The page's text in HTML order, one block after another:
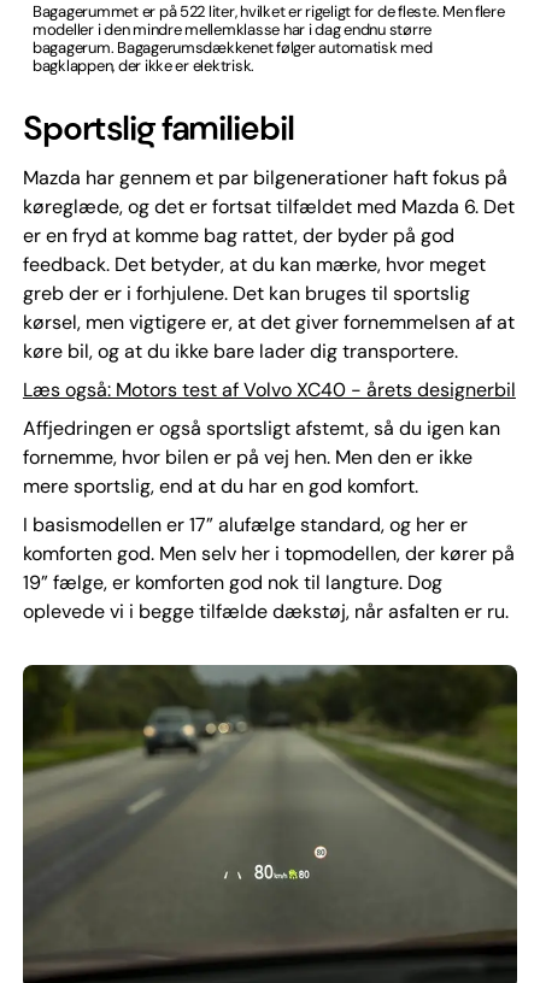
Bagagerummet er på 522 liter, hvilket er rigeligt for de fleste. Men flere
modeller i den mindre mellemklasse har i dag endnu større
bagagerum. Bagagerumsdækkenet følger automatisk med
bagklappen, der ikke er elektrisk.
Sportslig familiebil
Mazda har gennem et par bilgenerationer haft fokus på
køreglæde, og det er fortsat tilfældet med Mazda 6. Det
er en fryd at komme bag rattet, der byder på god
feedback. Det betyder, at du kan mærke, hvor meget
greb der er i forhjulene. Det kan bruges til sportslig
kørsel, men vigtigere er, at det giver fornemmelsen af at
køre bil, og at du ikke bare lader dig transportere.
Læs også: Motors test af Volvo XC40 - årets designerbil
Affjedringen er også sportsligt afstemt, så du igen kan
fornemme, hvor bilen er på vej hen. Men den er ikke
mere sportslig, end at du har en god komfort.
I basismodellen er 17” alufælge standard, og her er
komforten god. Men selv her i topmodellen, der kører på
19” fælge, er komforten god nok til langture. Dog
oplevede vi i begge tilfælde dækstøj, når asfalten er ru.